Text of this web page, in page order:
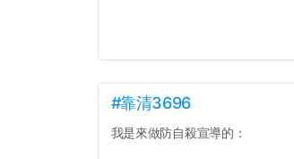
#靠清3696
我是來做防自殺宣導的：